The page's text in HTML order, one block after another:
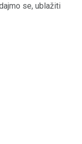
se, ublažiti